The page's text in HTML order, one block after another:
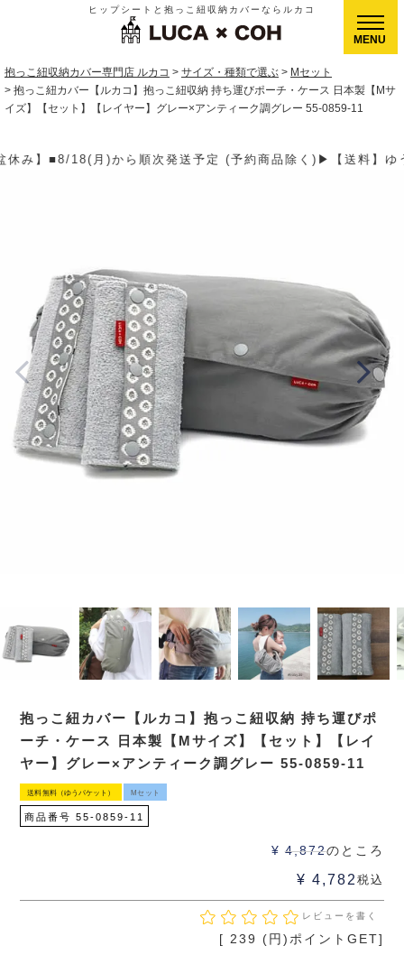
ヒップシートと抱っこ紐収納カバーならルカコ
抱っこ紐収納カバー専門店 ルカコ サイズ・種類で選ぶ
Mセット
抱っこ紐カバー【ルカコ】抱っこ紐収納 持ち運びポーチ・ケース 日本製【Mサ
イズ】【セット】【レイヤー】グレー×アンティーク調グレー 55-0859-11
【送料】ゆうパケット400円(全国一律)、ゆうパック900
抱っこ紐カバー【ルカコ】抱っこ紐収納 持ち運びポ
ーチ・ケース 日本製【Mサイズ】【セット】【レイ
ヤー】グレー×アンティーク調グレー 55-0859-11
送料無料（ゆうパケット） Mセット
商品番号 55-0859-11
¥ 4,872のところ
¥ 4,782 税込
レビューを書く
[ 239 (円)ポイントGET]